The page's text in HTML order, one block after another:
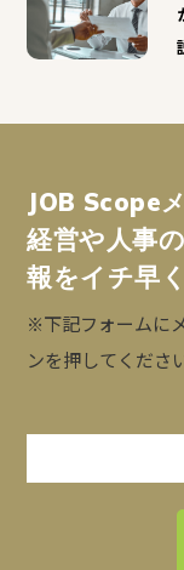
JOB Scope
経営や人事
報をイチ早
※下記フォームに
ンを押してくださ